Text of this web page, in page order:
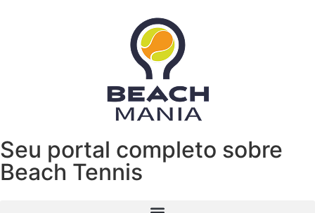
Seu portal completo sobre
Beach Tennis